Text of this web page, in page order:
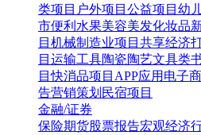
类项目 户外项目 公益项目 幼
市便利水果美容美发化妆品
目 机械制造业项目 共享经济
目 运输工具陶瓷陶艺文具类
目快消品项目 APP应用 电子
告营销策划 民宿项目
金融/证券
保险期货股票报告宏观经济